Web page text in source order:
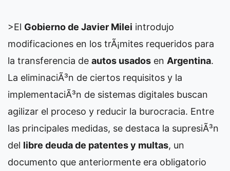
>El Gobierno de Javier Milei introdujo
modificaciones en los trÃ¡mites requeridos para
la transferencia de autos usados en Argentina.
La eliminaciÃ³n de ciertos requisitos y la
implementaciÃ³n de sistemas digitales buscan
agilizar el proceso y reducir la burocracia. Entre
las principales medidas, se destaca la supresiÃ³n
del libre deuda de patentes y multas, un
documento que anteriormente era obligatorio